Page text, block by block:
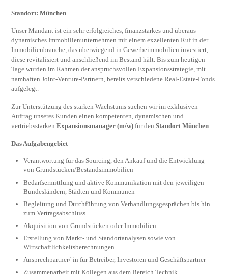
Standort: München
Unser Mandant ist ein sehr erfolgreiches, finanzstarkes und überaus
dynamisches Immobilienunternehmen mit einem exzellenten Ruf in der
Immobilienbranche, das überwiegend in Gewerbeimmobilien investiert,
diese revitalisiert und anschließend im Bestand hält. Bis zum heutigen
Tage wurden im Rahmen der anspruchsvollen Expansionsstrategie, mit
namhaften Joint-Venture-Partnern, bereits verschiedene Real-Estate-Fonds
aufgelegt.
Zur Unterstützung des starken Wachstums suchen wir im exklusiven
Auftrag unseres Kunden einen kompetenten, dynamischen und
vertriebsstarkenExpansionsmanager (m/w) für denStandort München.
Das Aufgabengebiet
Verantwortung für das Sourcing, den Ankauf und die Entwicklung
von Grundstücken/Bestandsimmobilien
Bedarfsermittlung und aktive Kommunikation mit den jeweiligen
Bundesländern, Städten und Kommunen
Begleitung und Durchführung von Verhandlungsgesprächen bis hin
zum Vertragsabschluss
Akquisition von Grundstücken oder Immobilien
Erstellung von Markt- und Standortanalysen sowie von
Wirtschaftlichkeitsberechnungen
Ansprechpartner/-in für Betreiber, Investoren und Geschäftspartner
Zusammenarbeit mit Kollegen aus dem Bereich Technik